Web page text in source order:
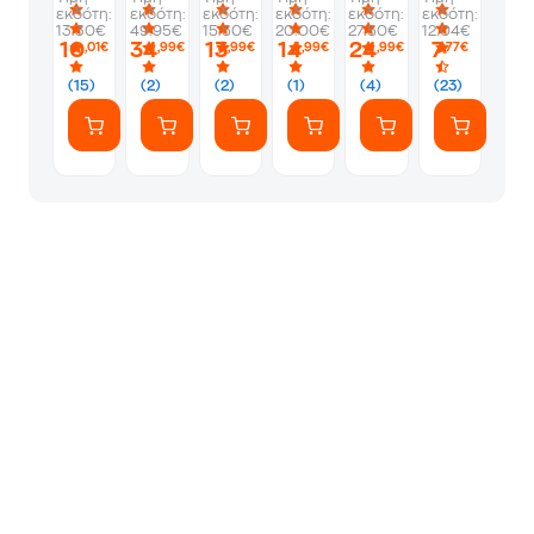
(15)
εκδότη:
13.30€
10,01€
(2)
εκδότη:
49.95€
34,99€
(2)
εκδότη:
15.50€
13,99€
(1)
εκδότη:
20.00€
14,99€
(4)
εκδότη:
27.50€
24,99€
(23)
εκδότη:
12.04€
7,77€